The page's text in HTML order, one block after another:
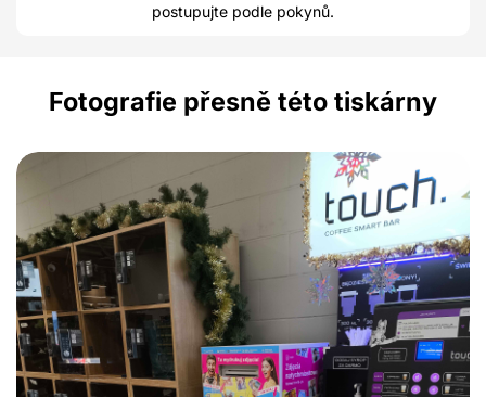
postupujte podle pokynů.
Fotografie přesně této tiskárny